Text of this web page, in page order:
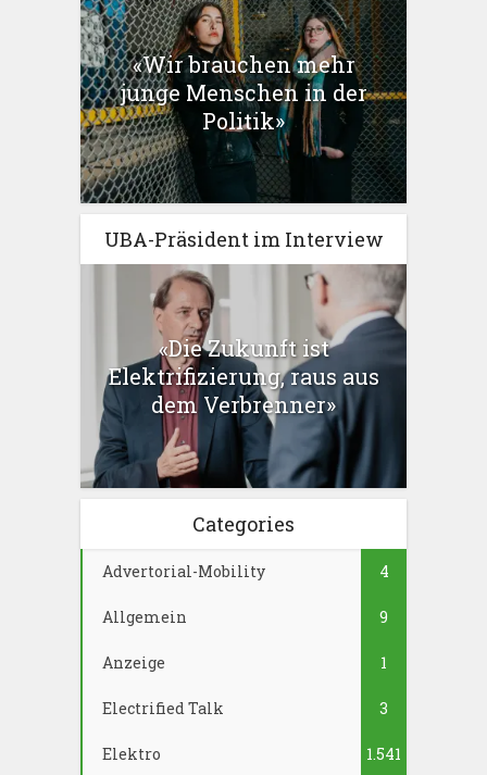
«Wir brauchen mehr
junge Menschen in der
Politik»
UBA-Präsident im Interview
«Die Zukunft ist
Elektrifizierung, raus aus
dem Verbrenner»
Categories
Advertorial-Mobility 4
Allgemein 9
Anzeige 1
Electrified Talk 3
Elektro 1.541